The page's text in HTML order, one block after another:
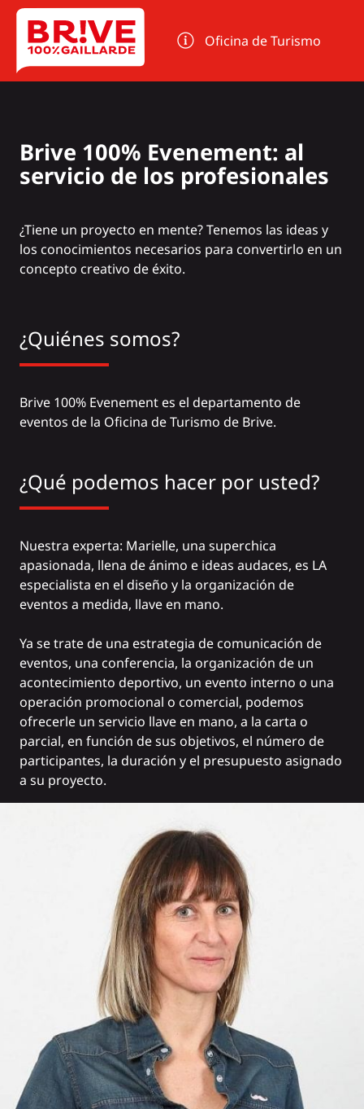
Panel de gestión de cookies
Oficina de Turismo
Brive 100% Evenement: al
servicio de los profesionales
¿Tiene un proyecto en mente? Tenemos las ideas y
los conocimientos necesarios para convertirlo en un
concepto creativo de éxito.
¿Quiénes somos?
Brive 100% Evenement es el departamento de
eventos de la Oficina de Turismo de Brive.
¿Qué podemos hacer por usted?
Nuestra experta: Marielle, una superchica
apasionada, llena de ánimo e ideas audaces, es LA
especialista en el diseño y la organización de
eventos a medida, llave en mano.
Ya se trate de una estrategia de comunicación de
eventos, una conferencia, la organización de un
acontecimiento deportivo, un evento interno o una
operación promocional o comercial, podemos
ofrecerle un servicio llave en mano, a la carta o
parcial, en función de sus objetivos, el número de
participantes, la duración y el presupuesto asignado
a su proyecto.